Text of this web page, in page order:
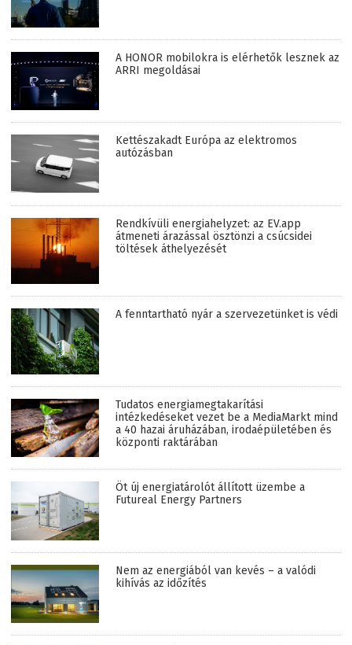
A HONOR mobilokra is elérhetők lesznek az
ARRI megoldásai
Kettészakadt Európa az elektromos
autózásban
Rendkívüli energiahelyzet: az EV.app
átmeneti árazással ösztönzi a csúcsidei
töltések áthelyezését
A fenntartható nyár a szervezetünket is védi
Tudatos energiamegtakarítási
intézkedéseket vezet be a MediaMarkt mind
a 40 hazai áruházában, irodaépületében és
központi raktárában
Öt új energiatárolót állított üzembe a
Futureal Energy Partners
Nem az energiából van kevés – a valódi
kihívás az időzítés